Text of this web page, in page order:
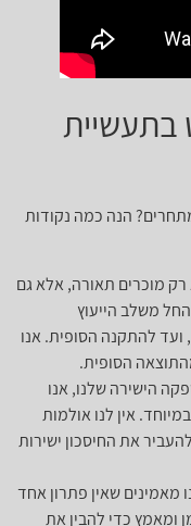
בתעשיית
הנה כמה נקודות
רק מוכרים תאורה, אלא גם
משלב הייעוץ
ועד להתקנה הסופית. אנו
הסופית.
הישירה שלנו, אנו
אין לנו אולמות
את החיסכון ישירות
מאמינים שאין פתרון אחד
ומאמץ כדי להבין את